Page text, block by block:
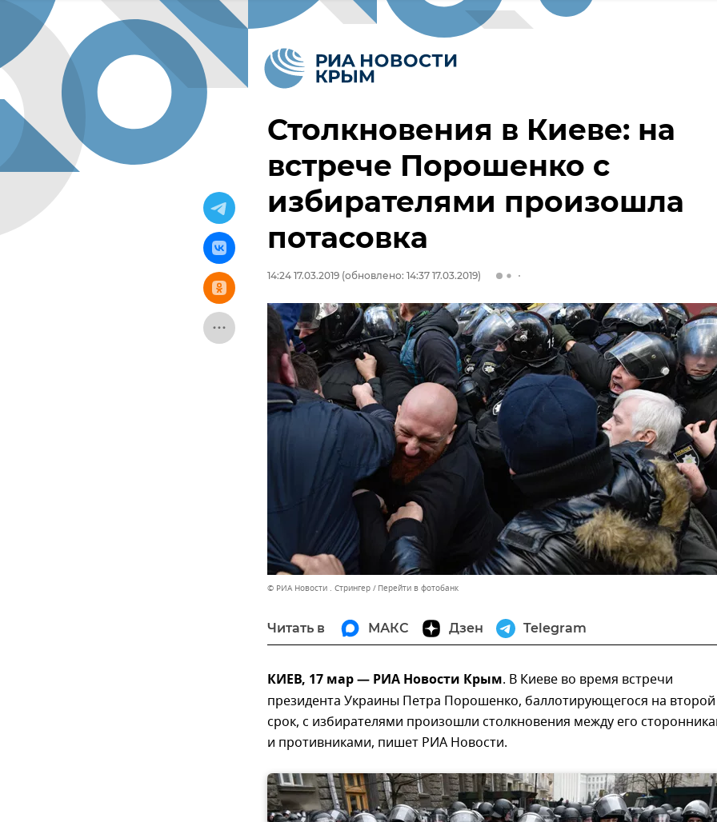
Столкновения в Киеве: на
встрече Порошенко с
избирателями произошла
потасовка
14:24 17.03.2019 (обновлено: 14:37 17.03.2019)
© РИА Новости . Стрингер Перейти в фотобанк
Читать в МАКС Дзен Telegram
КИЕВ, 17 мар — РИА Новости Крым. В Киеве во время встречи
президента Украины Петра Порошенко, баллотирующегося на второй
срок, с избирателями произошли столкновения между его
и противниками, пишет РИА Новости.